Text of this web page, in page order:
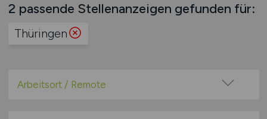
2 passende Stellenanzeigen gefunden für:
Thüringen
Arbeitsort / Remote